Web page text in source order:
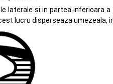
laterale si in partea inferioara
lucru disperseaza umezeala,